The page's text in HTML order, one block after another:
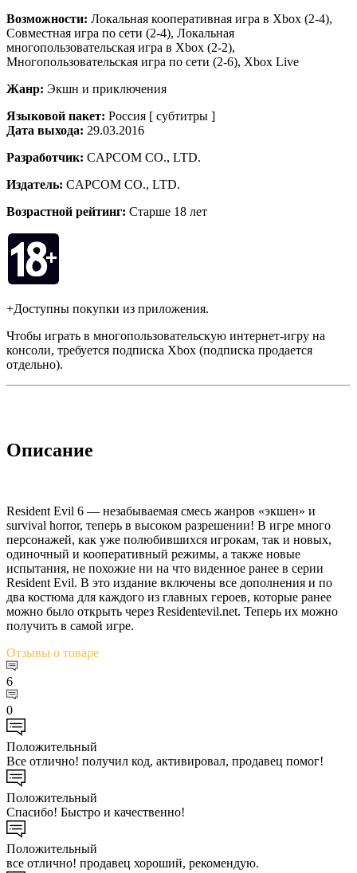
Возможности: Локальная кооперативная игра в Xbox (2-4),
Совместная игра по сети (2-4), Локальная
многопользовательская игра в Xbox (2-2),
Многопользовательская игра по сети (2-6), Xbox Live
Жанр: Экшн и приключения
Языковой пакет: Россия [ субтитры ]
Дата выхода: 29.03.2016
Разработчик: CAPCOM CO., LTD.
Издатель: CAPCOM CO., LTD.
Возрастной рейтинг: Старше 18 лет
+Доступны покупки из приложения.
Чтобы играть в многопользовательскую интернет-игру на
консоли, требуется подписка Xbox (подписка продается
отдельно).
Описание
Resident Evil 6 — незабываемая смесь жанров «экшен» и
survival horror, теперь в высоком разрешении! В игре много
персонажей, как уже полюбившихся игрокам, так и новых,
одиночный и кооперативный режимы, а также новые
испытания, не похожие ни на что виденное ранее в серии
Resident Evil. В это издание включены все дополнения и по
два костюма для каждого из главных героев, которые ранее
можно было открыть через Residentevil.net. Теперь их можно
получить в самой игре.
Отзывы о товаре
6
0
Положительный
Все отлично! получил код, активировал, продавец помог!
Положительный
Спасибо! Быстро и качественно!
Положительный
все отлично! продавец хороший, рекомендую.